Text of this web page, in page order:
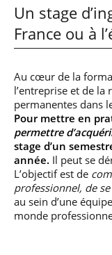
Un stage
France ou à
Au cœur de la
l’entreprise et de la
permanentes dans
Pour mettre en
permettre
stage d’un
année. Il peut se
L’objectif est de
professionnel, de
au sein d’une
monde